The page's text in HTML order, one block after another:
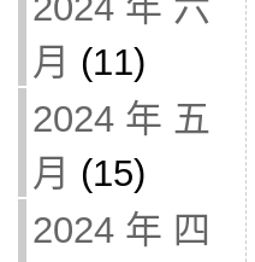
月 (11)
2024 年 五
月 (15)
2024 年 四